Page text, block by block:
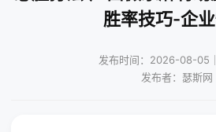
胜率技巧-企
发布时间：2026-08-05
发布者：瑟斯网